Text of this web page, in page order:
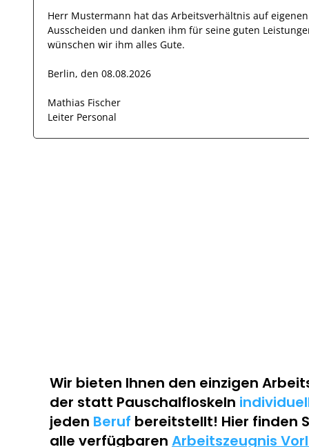
Herr Mustermann hat das Arbeitsverhältnis auf
Ausscheiden und danken ihm für seine guten
wünschen wir ihm alles Gute.
Berlin, den 08.08.2026
Mathias Fischer
Leiter Personal
Wir bieten Ihnen den einzigen
der statt Pauschalfloskeln
jeden Beruf bereitstellt! Hier finden
alle verfügbaren Arbeitszeugnis